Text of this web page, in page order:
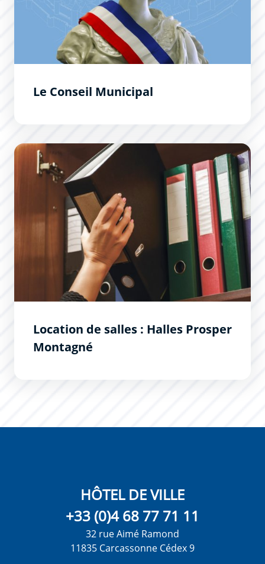
Le Conseil Municipal
Location de salles : Halles Prosper Montagné
Location de salles : Halles Prosper
Montagné
HÔTEL DE VILLE
+33 (0)4 68 77 71 11
32 rue Aimé Ramond
11835 Carcassonne Cédex 9